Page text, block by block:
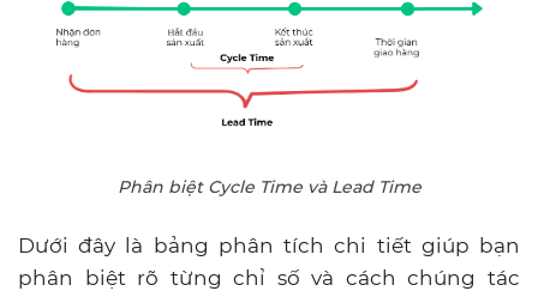
Phân biệt Cycle Time và Lead Time
Dưới đây là bảng phân tích chi tiết giúp bạn
phân biệt rõ từng chỉ số và cách chúng tác